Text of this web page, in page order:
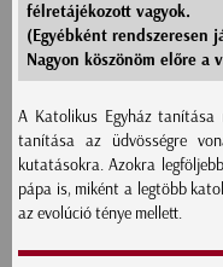
félretájékozott vagyok.
(Egyébként rendszeresen
Nagyon köszönöm előre a
A Katolikus Egyház tanítása
tanítása az üdvösségre
kutatásokra. Azokra
pápa is, miként a legtöbb
az evolúció ténye mellett.